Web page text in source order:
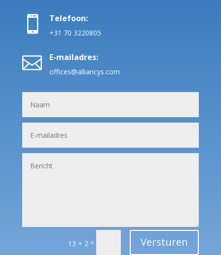
 Telefoon:
+31 70 3220805
 E-mailadres:
offices@alliancys.com
13 + 2 = Versturen